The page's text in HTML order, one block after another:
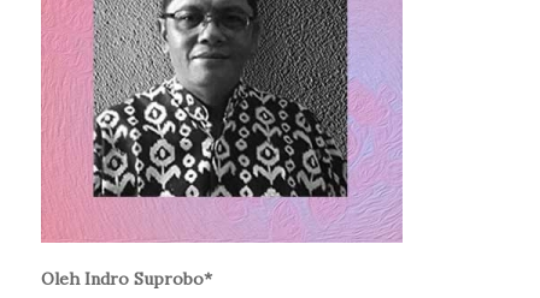
Oleh Indro Suprobo*